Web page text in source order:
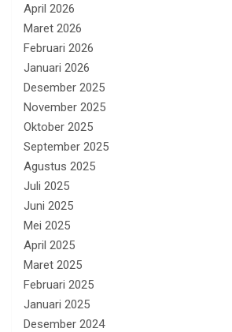
April 2026
Maret 2026
Februari 2026
Januari 2026
Desember 2025
November 2025
Oktober 2025
September 2025
Agustus 2025
Juli 2025
Juni 2025
Mei 2025
April 2025
Maret 2025
Februari 2025
Januari 2025
Desember 2024